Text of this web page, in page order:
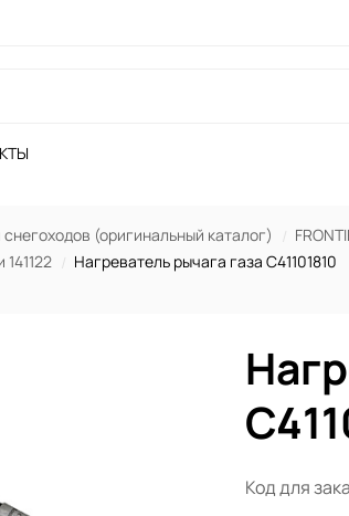
(оригинальный каталог)
Нагреватель рычага газа C41101810
Код для